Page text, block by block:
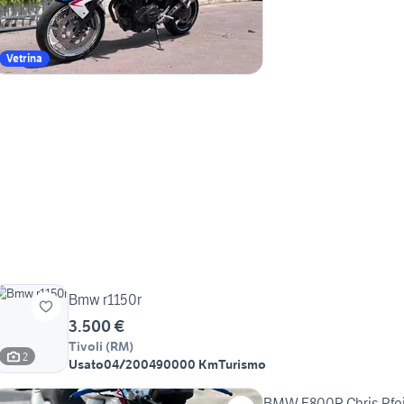
Vetrina
2
Bmw r1150r
3.500 €
Tivoli (RM)
Usato04/200490000 KmTurismo